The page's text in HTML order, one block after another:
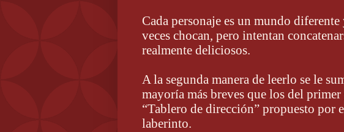
Cada personaje es un mundo
veces chocan, pero intentan
realmente deliciosos.
A la segunda manera de leerlo se le
mayoría más breves que los del
“Tablero de dirección” propuesto por
laberinto.